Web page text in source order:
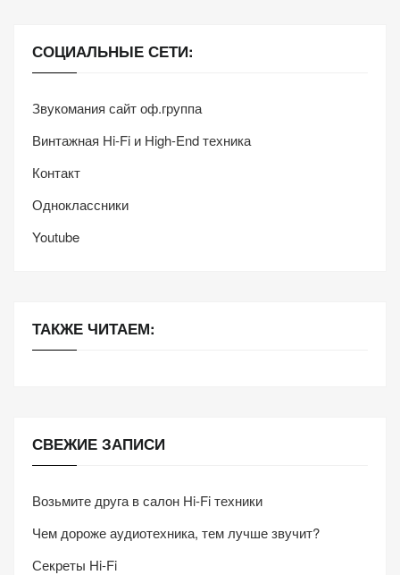
СОЦИАЛЬНЫЕ СЕТИ:
Звукомания сайт оф.группа
Винтажная Hi-Fi и High-End техника
Контакт
Одноклассники
Youtube
ТАКЖЕ ЧИТАЕМ:
СВЕЖИЕ ЗАПИСИ
Возьмите друга в салон Hi-Fi техники
Чем дороже аудиотехника, тем лучше звучит?
Секреты Hi-Fi